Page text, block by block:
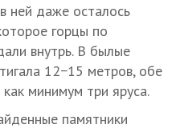
ней даже осталось
горцы по
внутрь. В былые
12−15 метров, обе
минимум три яруса.
памятники